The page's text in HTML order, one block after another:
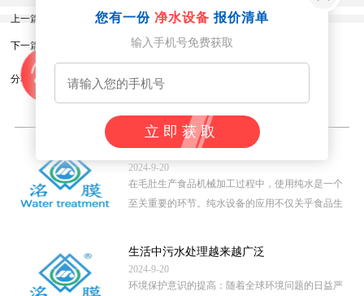
上一篇： 贵州省杨光秀反渗透设备
下一篇： 重庆牛源建筑工程有限公司
分享到：
毛肚生产食品机械加工用纯水
2024-9-20
在毛肚生产食品机械加工过程中，使用纯水是一个
至关重要的环节。纯水设备的应用不仅关乎食品生
生活中污水处理越来越广泛
2024-9-20
环境保护意识的提高：随着全球环境问题的日益严
您有一份 净水设备 报价清单
输入手机号免费获取
立即获取